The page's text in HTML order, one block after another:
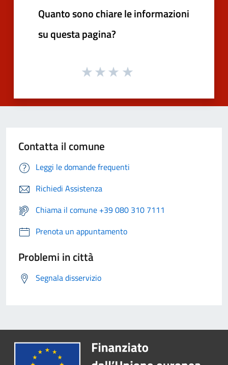
Quanto sono chiare le informazioni
su questa pagina?
Contatta il comune
Leggi le domande frequenti
Richiedi Assistenza
Chiama il comune +39 080 310 7111
Prenota un appuntamento
Problemi in città
Segnala disservizio